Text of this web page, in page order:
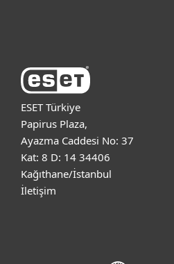
ESET Türkiye
Papirus Plaza,
Ayazma Caddesi No: 37
Kat: 8 D: 14 34406
Kağıthane/İstanbul
İletişim